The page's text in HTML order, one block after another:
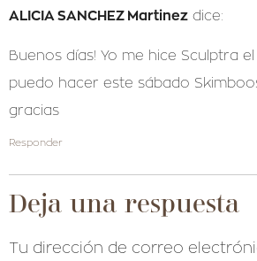
ALICIA SANCHEZ Martinez dice:
Buenos días! Yo me hice Sculptra
puedo hacer este sábado
gracias
Responder
Deja una respuesta
Tu dirección de correo